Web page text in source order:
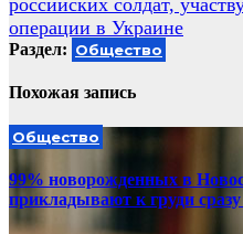
российских солдат,
операции в Украине
Раздел: Общество
Похожая запись
Общество
99% новорожденных в
прикладывают к груди